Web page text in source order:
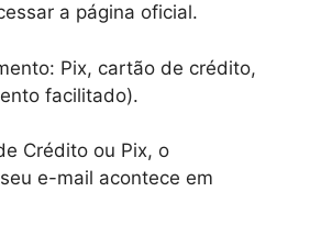
a página oficial.
Pix, cartão de crédito,
facilitado).
Crédito ou Pix, o
e-mail acontece em